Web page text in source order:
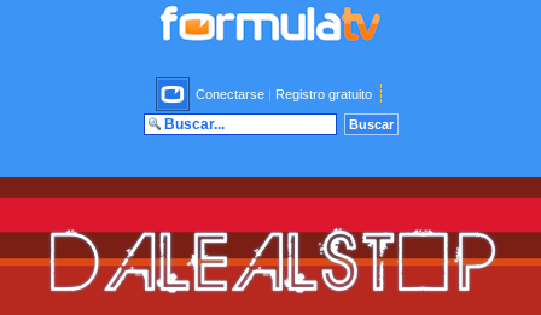
Conectarse | Registro gratuito